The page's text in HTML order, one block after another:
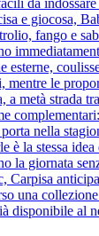
da
e giocosa,
fango e
esterne,
mentre le
a metà strada
nella
è la stessa
la giornata
Carpisa
una
disponibile al